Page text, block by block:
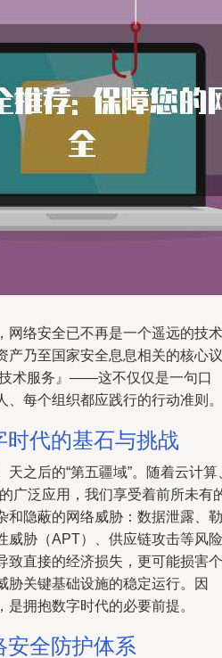
网络安全已不再是一个遥远的技术
产乃至国家安全息息相关的核心议
术服务』——这不仅仅是一句口
、每个组织都应践行的行动准则。
代的基石与挑战
之后的“第五疆域”。随着云计算
广泛应用，我们享受着前所未有
和隐蔽的网络威胁：数据泄露、勒
威胁（APT）、供应链攻击等风险
致直接的经济损失，更可能损害个
胁关键基础设施的稳定运行。因
拥抱数字时代的必要前提。
安全防护体系